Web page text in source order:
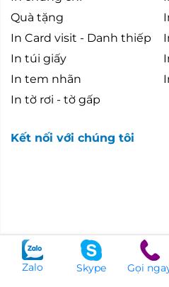
Quà tặng
In Card visit - Danh thiếp
In túi giấy
In tem nhãn
In tờ rơi - tờ gấp
Kết nối với chúng tôi
Zalo Skype Gọi